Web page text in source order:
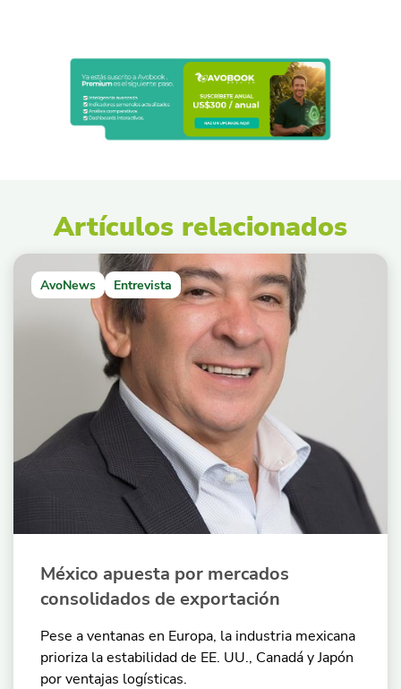
Artículos relacionados
AvoNews Entrevista
México apuesta por mercados
consolidados de exportación
Pese a ventanas en Europa, la industria mexicana
prioriza la estabilidad de EE. UU., Canadá y Japón
por ventajas logísticas.